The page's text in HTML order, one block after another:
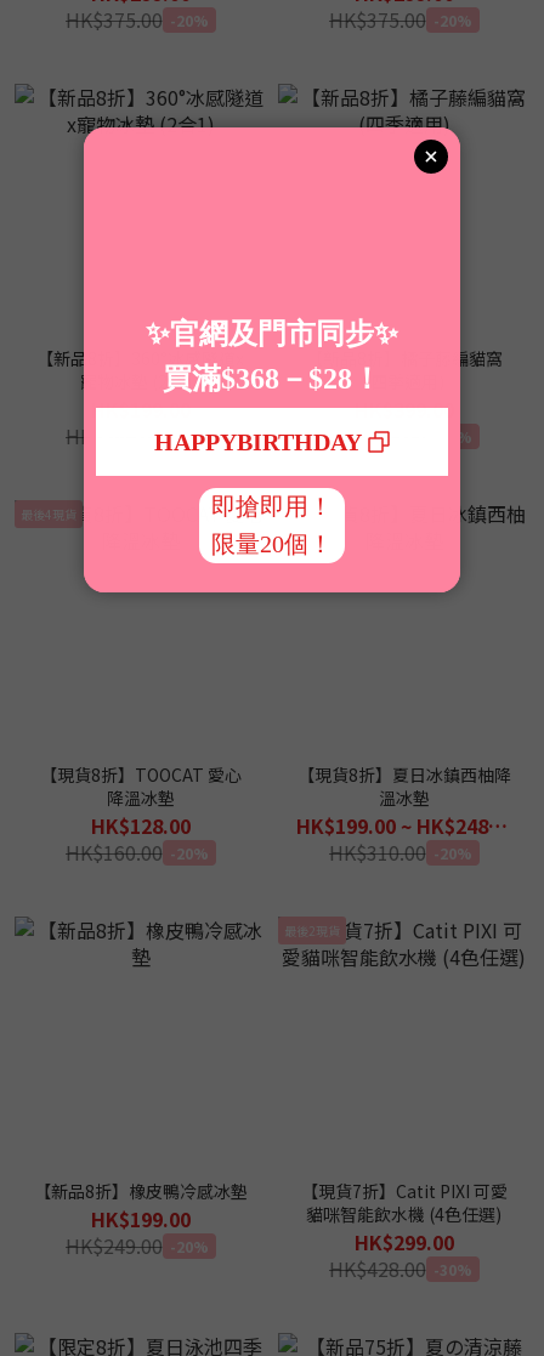
HK$375.00 -20%
HK$375.00 -20%
【新品8折】360°冰感隧道x
寵物冰墊 (2合1)
HK$199.00
HK$249.00 -20%
【新品8折】橘子藤編貓窩
(四季適用)
HK$399.00
HK$499.00
-20%
最後4現貨
【現貨8折】TOOCAT 愛心
降溫冰墊
HK$128.00
HK$160.00 -20%
最後1現貨
【現貨8折】夏日冰鎮西柚降
溫冰墊
HK$199.00 ~ HK$248.00
HK$310.00 -20%
【新品8折】橡皮鴨冷感冰墊
HK$199.00
HK$249.00 -20%
最後2現貨
【現貨7折】Catit PIXI 可愛
貓咪智能飲水機 (4色任選)
HK$299.00
HK$428.00 -30%